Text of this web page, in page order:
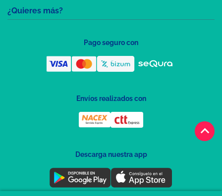
keyboard_arrow_up
¿Quieres más?
Pago seguro con
Envíos realizados con
Descarga nuestra app